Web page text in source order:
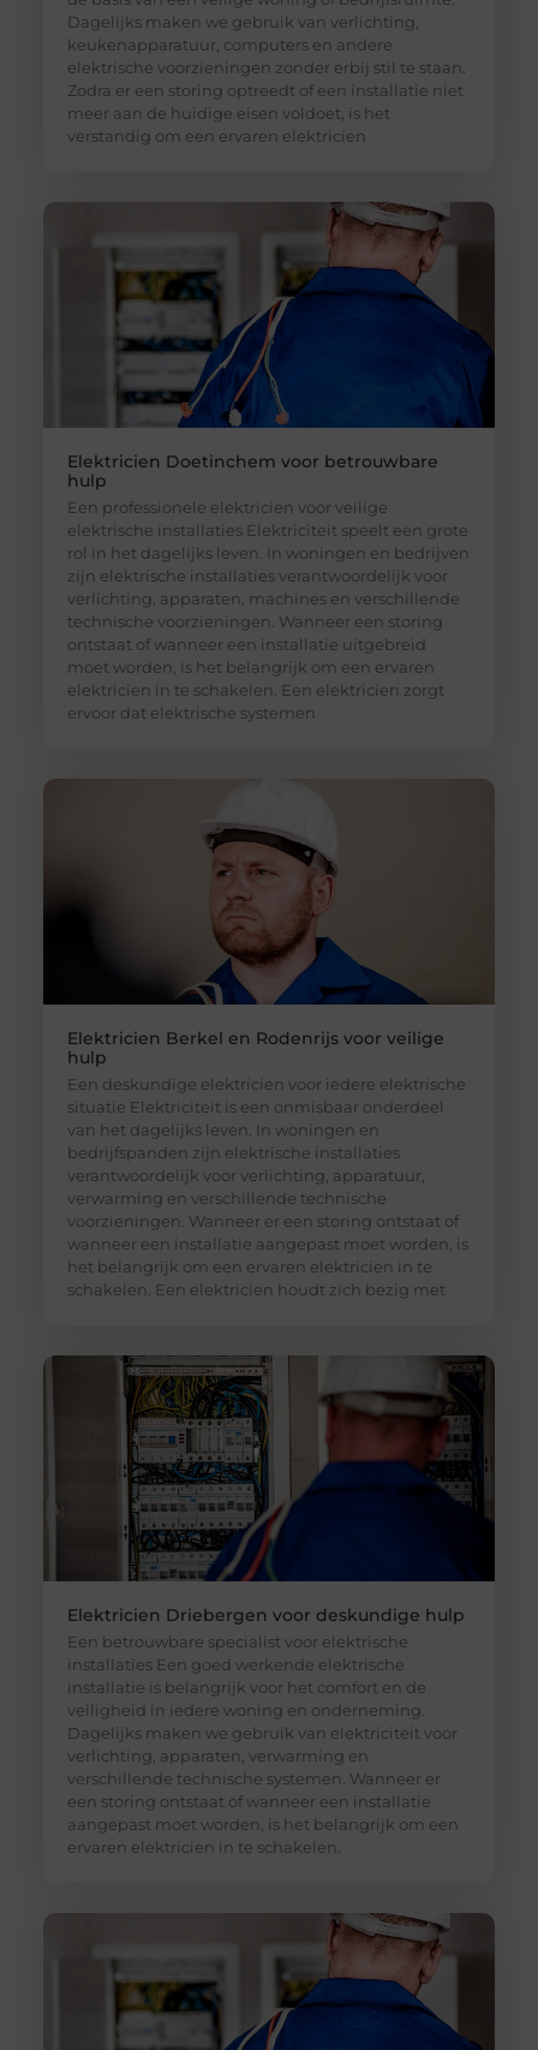
Dagelijks maken we gebruik van verlichting,
keukenapparatuur, computers en andere
elektrische voorzieningen zonder erbij stil te staan.
Zodra er een storing optreedt of een installatie niet
meer aan de huidige eisen voldoet, is het
verstandig om een ervaren elektricien
Elektricien Doetinchem voor betrouwbare
hulp
Een professionele elektricien voor veilige
elektrische installaties Elektriciteit speelt een grote
rol in het dagelijks leven. In woningen en bedrijven
zijn elektrische installaties verantwoordelijk voor
verlichting, apparaten, machines en verschillende
technische voorzieningen. Wanneer een storing
ontstaat of wanneer een installatie uitgebreid
moet worden, is het belangrijk om een ervaren
elektricien in te schakelen. Een elektricien zorgt
ervoor dat elektrische systemen
Elektricien Berkel en Rodenrijs voor veilige
hulp
Een deskundige elektricien voor iedere elektrische
situatie Elektriciteit is een onmisbaar onderdeel
van het dagelijks leven. In woningen en
bedrijfspanden zijn elektrische installaties
verantwoordelijk voor verlichting, apparatuur,
verwarming en verschillende technische
voorzieningen. Wanneer er een storing ontstaat of
wanneer een installatie aangepast moet worden, is
het belangrijk om een ervaren elektricien in te
schakelen. Een elektricien houdt zich bezig met
Elektricien Driebergen voor deskundige hulp
Een betrouwbare specialist voor elektrische
installaties Een goed werkende elektrische
installatie is belangrijk voor het comfort en de
veiligheid in iedere woning en onderneming.
Dagelijks maken we gebruik van elektriciteit voor
verlichting, apparaten, verwarming en
verschillende technische systemen. Wanneer er
een storing ontstaat of wanneer een installatie
aangepast moet worden, is het belangrijk om een
ervaren elektricien in te schakelen.